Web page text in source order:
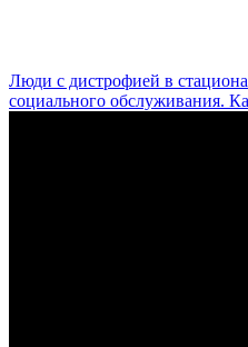
Люди с дистрофией в
социального обслуживания.